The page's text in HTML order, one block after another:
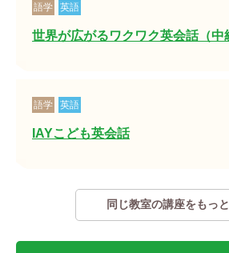
語学 英語
世界が広がるワクワク英会話（中
語学 英語
IAYこども英会話
同じ教室の講座をもっ